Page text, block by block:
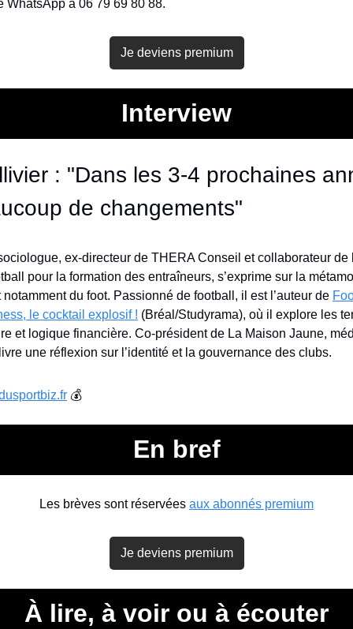
WhatsApp à 06 79 69 80 88.
Je deviens premium
Interview
: "Dans les 3-4 prochaines
de changements"
ex-directeur de THERA Conseil et collaborateur de
pour la formation des entraîneurs, s’exprime sur la
du foot. Passionné de football, il est l’auteur de
le cocktail explosif ! (Bréal/Studyrama), où il explore les
et logique financière. Co-président de La Maison Jaune,
une réflexion sur l’identité et la gouvernance des clubs.
💰
En bref
Les brèves sont réservées aux abonnés premium
Je deviens premium
À lire, à voir ou à écouter